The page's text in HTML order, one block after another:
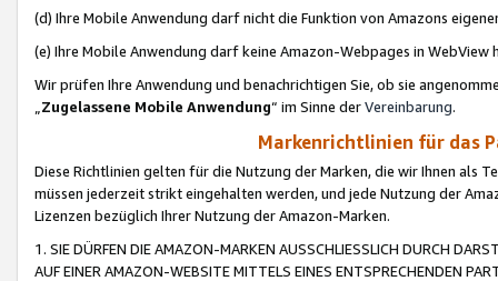
(d) Ihre Mobile Anwendung darf nicht die Funktion von Amazons
(e) Ihre Mobile Anwendung darf keine Amazon-Webpages in WebView
Wir prüfen Ihre Anwendung und benachrichtigen Sie, ob sie
„Zugelassene Mobile Anwendung“ im Sinne derVereinbarung.
Markenrichtlinien für das
Diese Richtlinien gelten für die Nutzung der Marken, die wir Ihnen als
müssen jederzeit strikt eingehalten werden, und jede Nutzung der
Lizenzen bezüglich Ihrer Nutzung der Amazon-Marken.
1. SIE DÜRFEN DIE AMAZON-MARKEN AUSSCHLIESSLICH DURCH
AUF EINER AMAZON-WEBSITE MITTELS EINES ENTSPRECHENDEN